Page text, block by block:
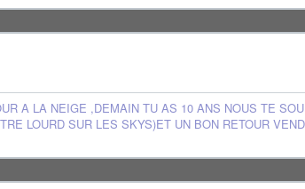
A LA NEIGE ,DEMAIN TU AS 10 ANS NOUS TE
LOURD SUR LES SKYS)ET UN BON RETOUR